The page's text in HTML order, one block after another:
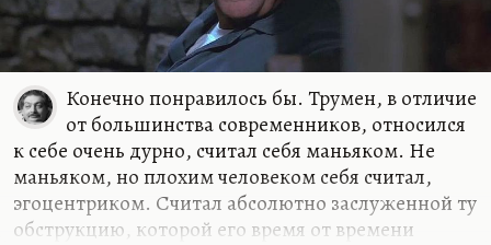
Конечно понравилось бы. Трумен, в отличие
от большинства современников, относился
к себе очень дурно, считал себя маньяком. Не
маньяком, но плохим человеком себя считал,
эгоцентриком. Считал абсолютно заслуженной ту
обструкцию, которой его время от времени